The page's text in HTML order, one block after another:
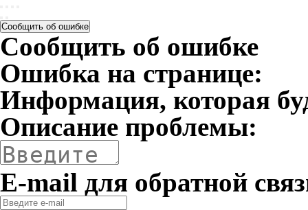
Сообщить об ошибке
Сообщить об ошибке
Ошибка на странице:
Информация, которая
Описание проблемы:
E-mail для обратной